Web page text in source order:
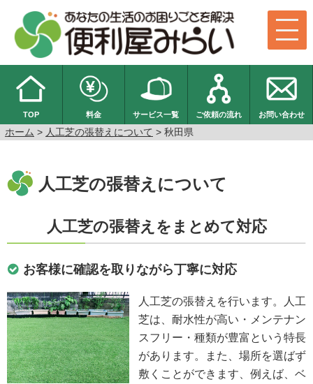
TOP 料金 サービス一覧 ご依頼の流れ お問い合わせ
ホーム > 人工芝の張替えについて > 秋田県
人工芝の張替えについて
人工芝の張替えをまとめて対応
お客様に確認を取りながら丁寧に対応
人工芝の張替えを行います。人工
芝は、耐水性が高い・メンテナン
スフリー・種類が豊富という特長
があります。また、場所を選ばず
敷くことができます、例えば、ベ